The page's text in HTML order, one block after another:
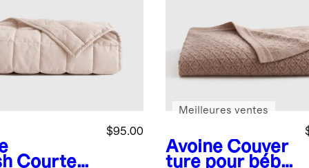
Courtep
$95.00
Avoine Couver
ture pour bébé
Meilleures ventes